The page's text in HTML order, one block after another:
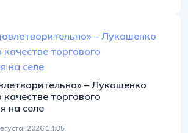
– Лукашенко
торгового
на селе
2026 14:35